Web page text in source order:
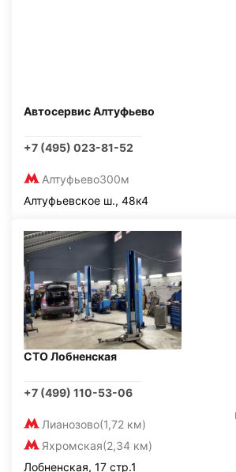
Автосервис Алтуфьево
+7 (495) 023-81-52
Алтуфьево300м
Алтуфьевское ш., 48к4
СТО Лобненская
+7 (499) 110-53-06
Лианозово(1,72 км)
Яхромская(2,34 км)
Лобненская, 17 стр.1